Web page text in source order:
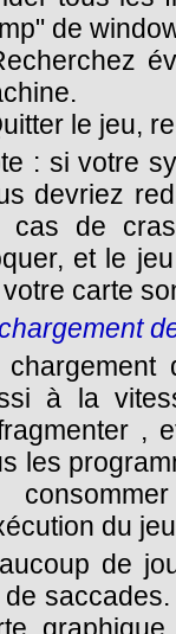
de
le jeu,
: si votre
devriez
cas de
et le
carte
chargement
à la
,
les
du
de
de